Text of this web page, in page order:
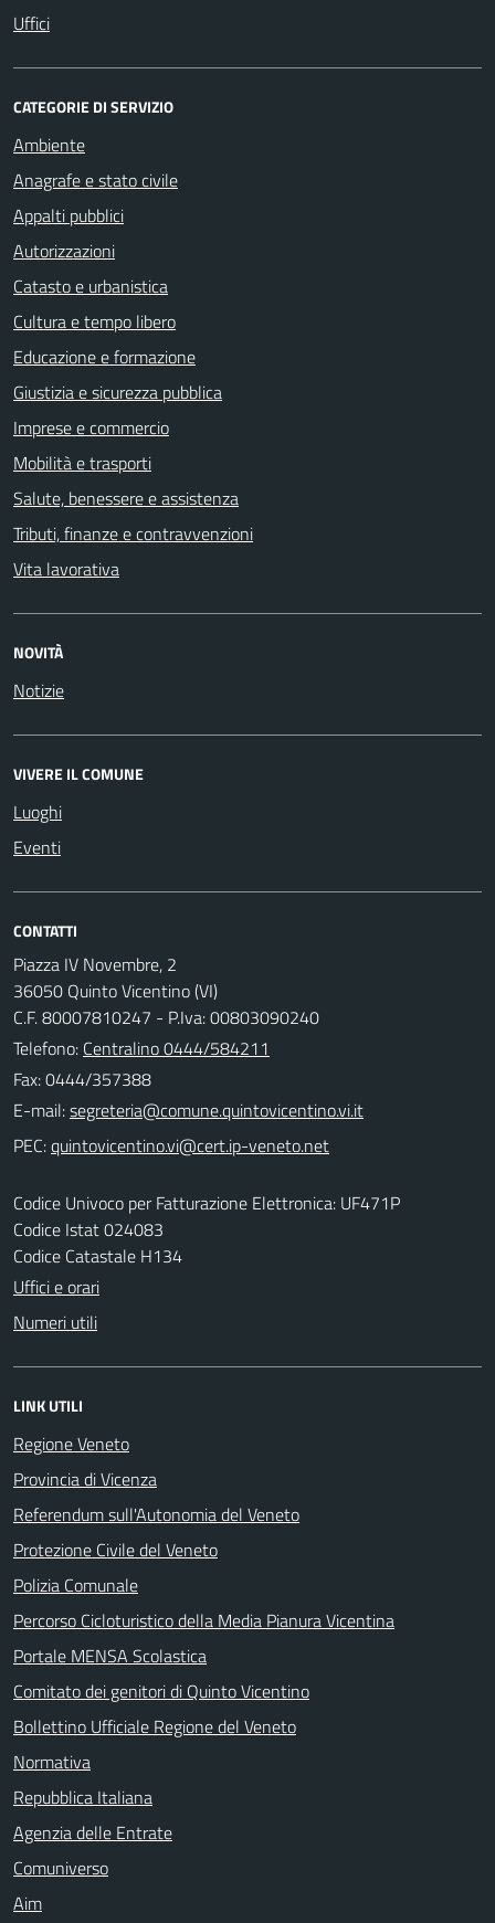
Uffici
CATEGORIE DI SERVIZIO
Ambiente
Anagrafe e stato civile
Appalti pubblici
Autorizzazioni
Catasto e urbanistica
Cultura e tempo libero
Educazione e formazione
Giustizia e sicurezza pubblica
Imprese e commercio
Mobilità e trasporti
Salute, benessere e assistenza
Tributi, finanze e contravvenzioni
Vita lavorativa
NOVITÀ
Notizie
VIVERE IL COMUNE
Luoghi
Eventi
CONTATTI
Piazza IV Novembre, 2
36050 Quinto Vicentino (VI)
C.F. 80007810247 - P.Iva: 00803090240
Telefono: Centralino 0444/584211
Fax: 0444/357388
E-mail:
PEC:
Codice Univoco per Fatturazione Elettronica: UF471P
Codice Istat 024083
Codice Catastale H134
Uffici e orari
Numeri utili
LINK UTILI
Regione Veneto
Provincia di Vicenza
Referendum sull'Autonomia del Veneto
Protezione Civile del Veneto
Polizia Comunale
Percorso Cicloturistico della Media Pianura Vicentina
Portale MENSA Scolastica
Comitato dei genitori di Quinto Vicentino
Bollettino Ufficiale Regione del Veneto
Normativa
Repubblica Italiana
Agenzia delle Entrate
Comuniverso
Aim